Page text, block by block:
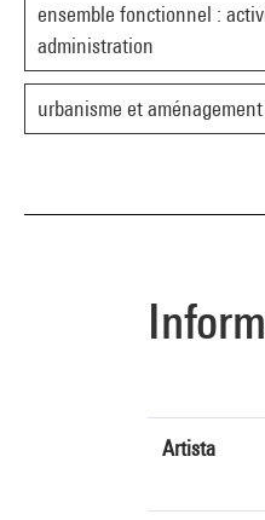
ensemble fonctionnel :
administration
urbanisme et aménagement
Artista